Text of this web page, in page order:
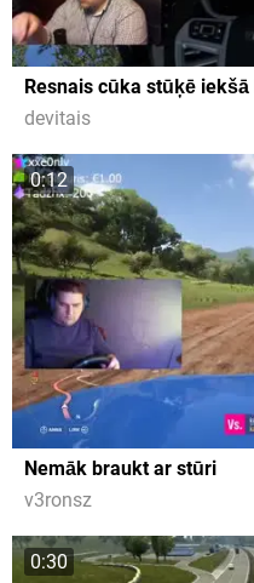
Resnais cūka stūķē
devitais
0:12
Nemāk braukt ar stūri
v3ronsz
0:30